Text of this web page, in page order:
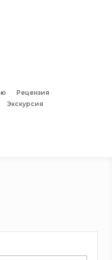
Рецензия
Экскурсия